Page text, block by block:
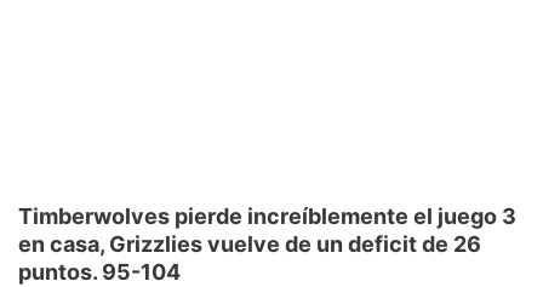
Timberwolves pierde increíblemente el juego 3
en casa, Grizzlies vuelve de un deficit de 26
puntos. 95-104